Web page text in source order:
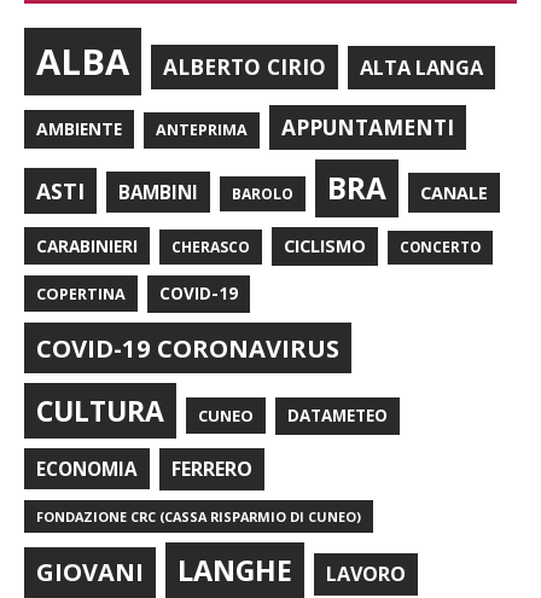
ALBA ALBERTO CIRIO ALTA LANGA
AMBIENTE ANTEPRIMA APPUNTAMENTI
ASTI BAMBINI BAROLO BRA CANALE
CARABINIERI CHERASCO CICLISMO CONCERTO
COPERTINA COVID-19
COVID-19 CORONAVIRUS
CULTURA CUNEO DATAMETEO
ECONOMIA FERRERO
FONDAZIONE CRC (CASSA RISPARMIO DI CUNEO)
GIOVANI LANGHE LAVORO